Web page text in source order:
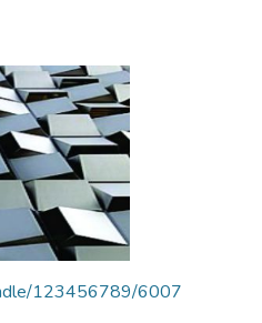
123456789/6007